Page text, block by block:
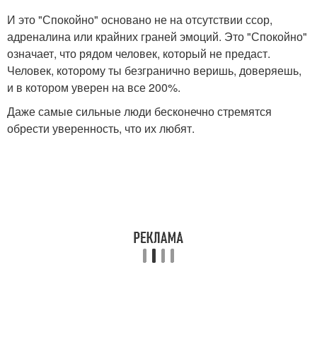
И это "Спокойно" основано не на отсутствии ссор,
адреналина или крайних граней эмоций. Это "Спокойно"
означает, что рядом человек, который не предаст.
Человек, которому ты безгранично веришь, доверяешь,
и в котором уверен на все 200%.
Даже самые сильные люди бесконечно стремятся
обрести уверенность, что их любят.